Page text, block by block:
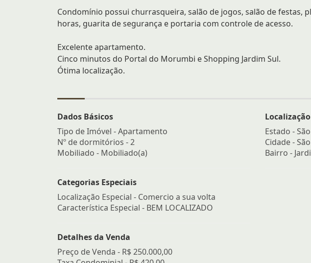
Condomínio possui churrasqueira, salão de jogos, salão de festas,
horas, guarita de segurança e portaria com controle de acesso.
Excelente apartamento.
Cinco minutos do Portal do Morumbi e Shopping Jardim Sul.
Ótima localização.
Dados Básicos
Tipo de Imóvel - Apartamento
Nº de dormitórios - 2
Mobiliado - Mobiliado(a)
Categorias Especiais
Localização Especial - Comercio a sua volta
Característica Especial - BEM LOCALIZADO
Detalhes da Venda
Preço de Venda - R$ 250.000,00
Localização
Estado -
Cidade -
Bairro -